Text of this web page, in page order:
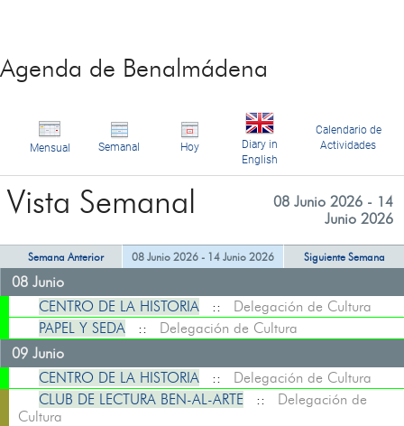
Agenda de Benalmádena
Mensual Semanal Hoy
Diary in
English
Calendario de
Actividades
Vista Semanal
08 Junio 2026 - 14
Junio 2026
Semana Anterior 08 Junio 2026 - 14 Junio 2026 Siguiente Semana
08 Junio
CENTRO DE LA HISTORIA :: Delegación de Cultura
PAPEL Y SEDA :: Delegación de Cultura
09 Junio
CENTRO DE LA HISTORIA :: Delegación de Cultura
CLUB DE LECTURA BEN-AL-ARTE :: Delegación de
Cultura